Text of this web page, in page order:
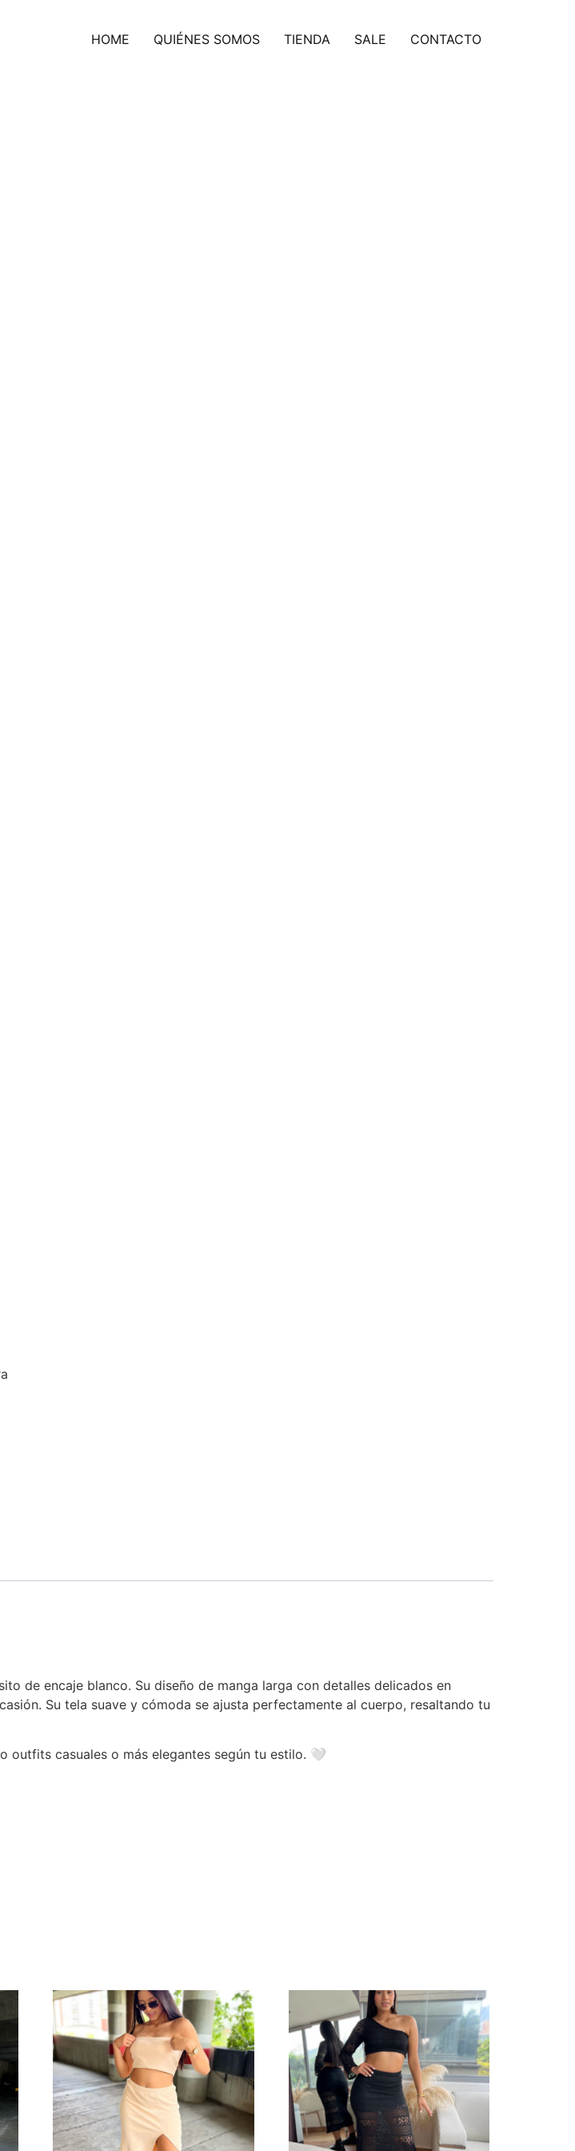
HOME QUIÉNES SOMOS TIENDA SALE CONTACTO
de encaje blanco. Su diseño de manga larga con detalles delicados en
Su tela suave y cómoda se ajusta perfectamente al cuerpo, resaltando tu
outfits casuales o más elegantes según tu estilo. 🤍